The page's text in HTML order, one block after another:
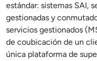
estándar: sistemas SAI,
gestionadas y
servicios gestionados
de coubicación de un
única plataforma de